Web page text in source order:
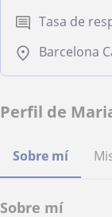
Tasa de
Barcelona
Perfil de
Sobre mí
Sobre mí